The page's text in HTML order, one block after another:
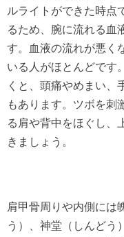
ルライトができた時点
るため、腕に流れる血
す。血液の流れが悪く
いる人がほとんどです
くと、頭痛やめまい、
もあります。ツボを刺
る肩や背中をほぐし、
きましょう。
肩甲骨周りや内側には
う）、神堂（しんどう